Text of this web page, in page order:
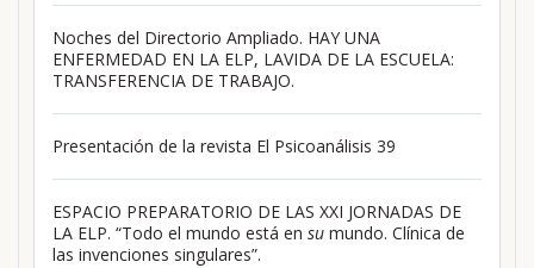
Noches del Directorio Ampliado. HAY UNA
ENFERMEDAD EN LA ELP, LAVIDA DE LA ESCUELA:
TRANSFERENCIA DE TRABAJO.
Presentación de la revista El Psicoanálisis 39
ESPACIO PREPARATORIO DE LAS XXI JORNADAS DE
LA ELP. “Todo el mundo está en su mundo. Clínica de
las invenciones singulares”.